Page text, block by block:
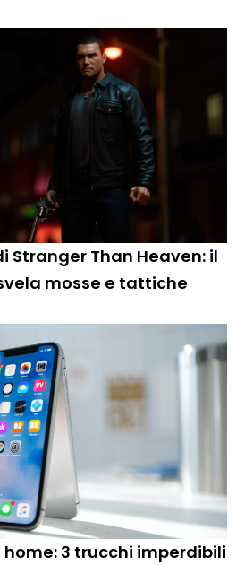
Stranger Than Heaven: il
mosse e tattiche
3 trucchi imperdibili